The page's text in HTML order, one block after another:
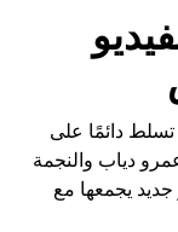
دائمًا على
عمرو دياب والنجمة
يجمعها مع